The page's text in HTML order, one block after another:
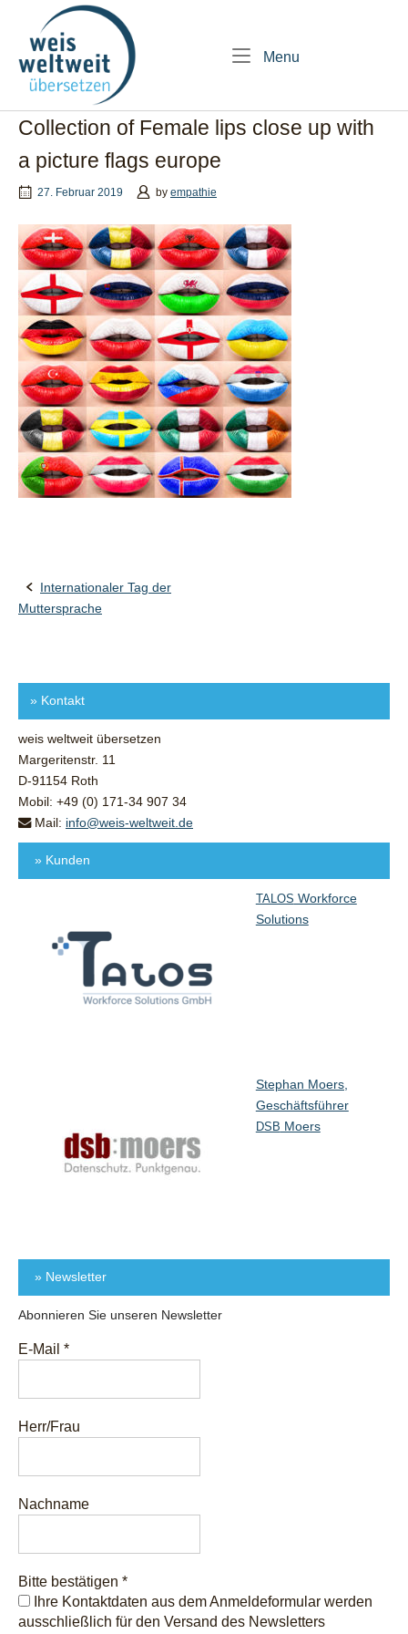
content
Menu
Collection of Female lips close up with
a picture flags europe
27. Februar 2019 by empathie
Post
Internationaler Tag der
Muttersprache
»Kontakt
weis weltweit übersetzen
Margeritenstr. 11
D-91154 Roth
Mobil: +49 (0) 171-34 907 34
Mail: info@weis-weltweit.de
» Kunden
TALOS Workforce
Solutions
Stephan Moers,
Geschäftsführer
DSB Moers
» Newsletter
Abonnieren Sie unseren Newsletter
E-Mail *
Herr/Frau
Nachname
Bitte bestätigen *
Ihre Kontaktdaten aus dem Anmeldeformular werden
ausschließlich für den Versand des Newsletters